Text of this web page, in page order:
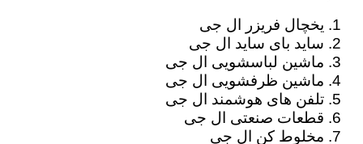
یخچال فریزر ال جی
ساید بای ساید ال جی
ماشین لباسشویی ال جی
ماشین ظرفشویی ال جی
تلفن های هوشمند ال جی
قطعات صنعتی ال جی
مخلوط کن ال جی